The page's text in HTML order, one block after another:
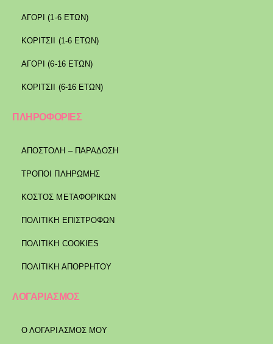
ΑΓΟΡΙ (1-6 ΕΤΩΝ)
ΚΟΡΙΤΣΙΙ (1-6 ΕΤΩΝ)
ΑΓΟΡΙ (6-16 ΕΤΩΝ)
ΚΟΡΙΤΣΙΙ (6-16 ΕΤΩΝ)
ΠΛΗΡΟΦΟΡΙΕΣ
ΑΠΟΣΤΟΛΉ – ΠΑΡΆΔΟΣΗ
ΤΡΌΠΟΙ ΠΛΗΡΩΜΉΣ
ΚΌΣΤΟΣ ΜΕΤΑΦΟΡΙΚΏΝ
ΠΟΛΙΤΙΚΉ ΕΠΙΣΤΡΟΦΏΝ
ΠΟΛΙΤΙΚΉ COOKIES
ΠΟΛΙΤΙΚΉ ΑΠΟΡΡΉΤΟΥ
ΛΟΓΑΡΙΑΣΜΟΣ
Ο ΛΟΓΑΡΙΑΣΜΟΣ ΜΟΥ